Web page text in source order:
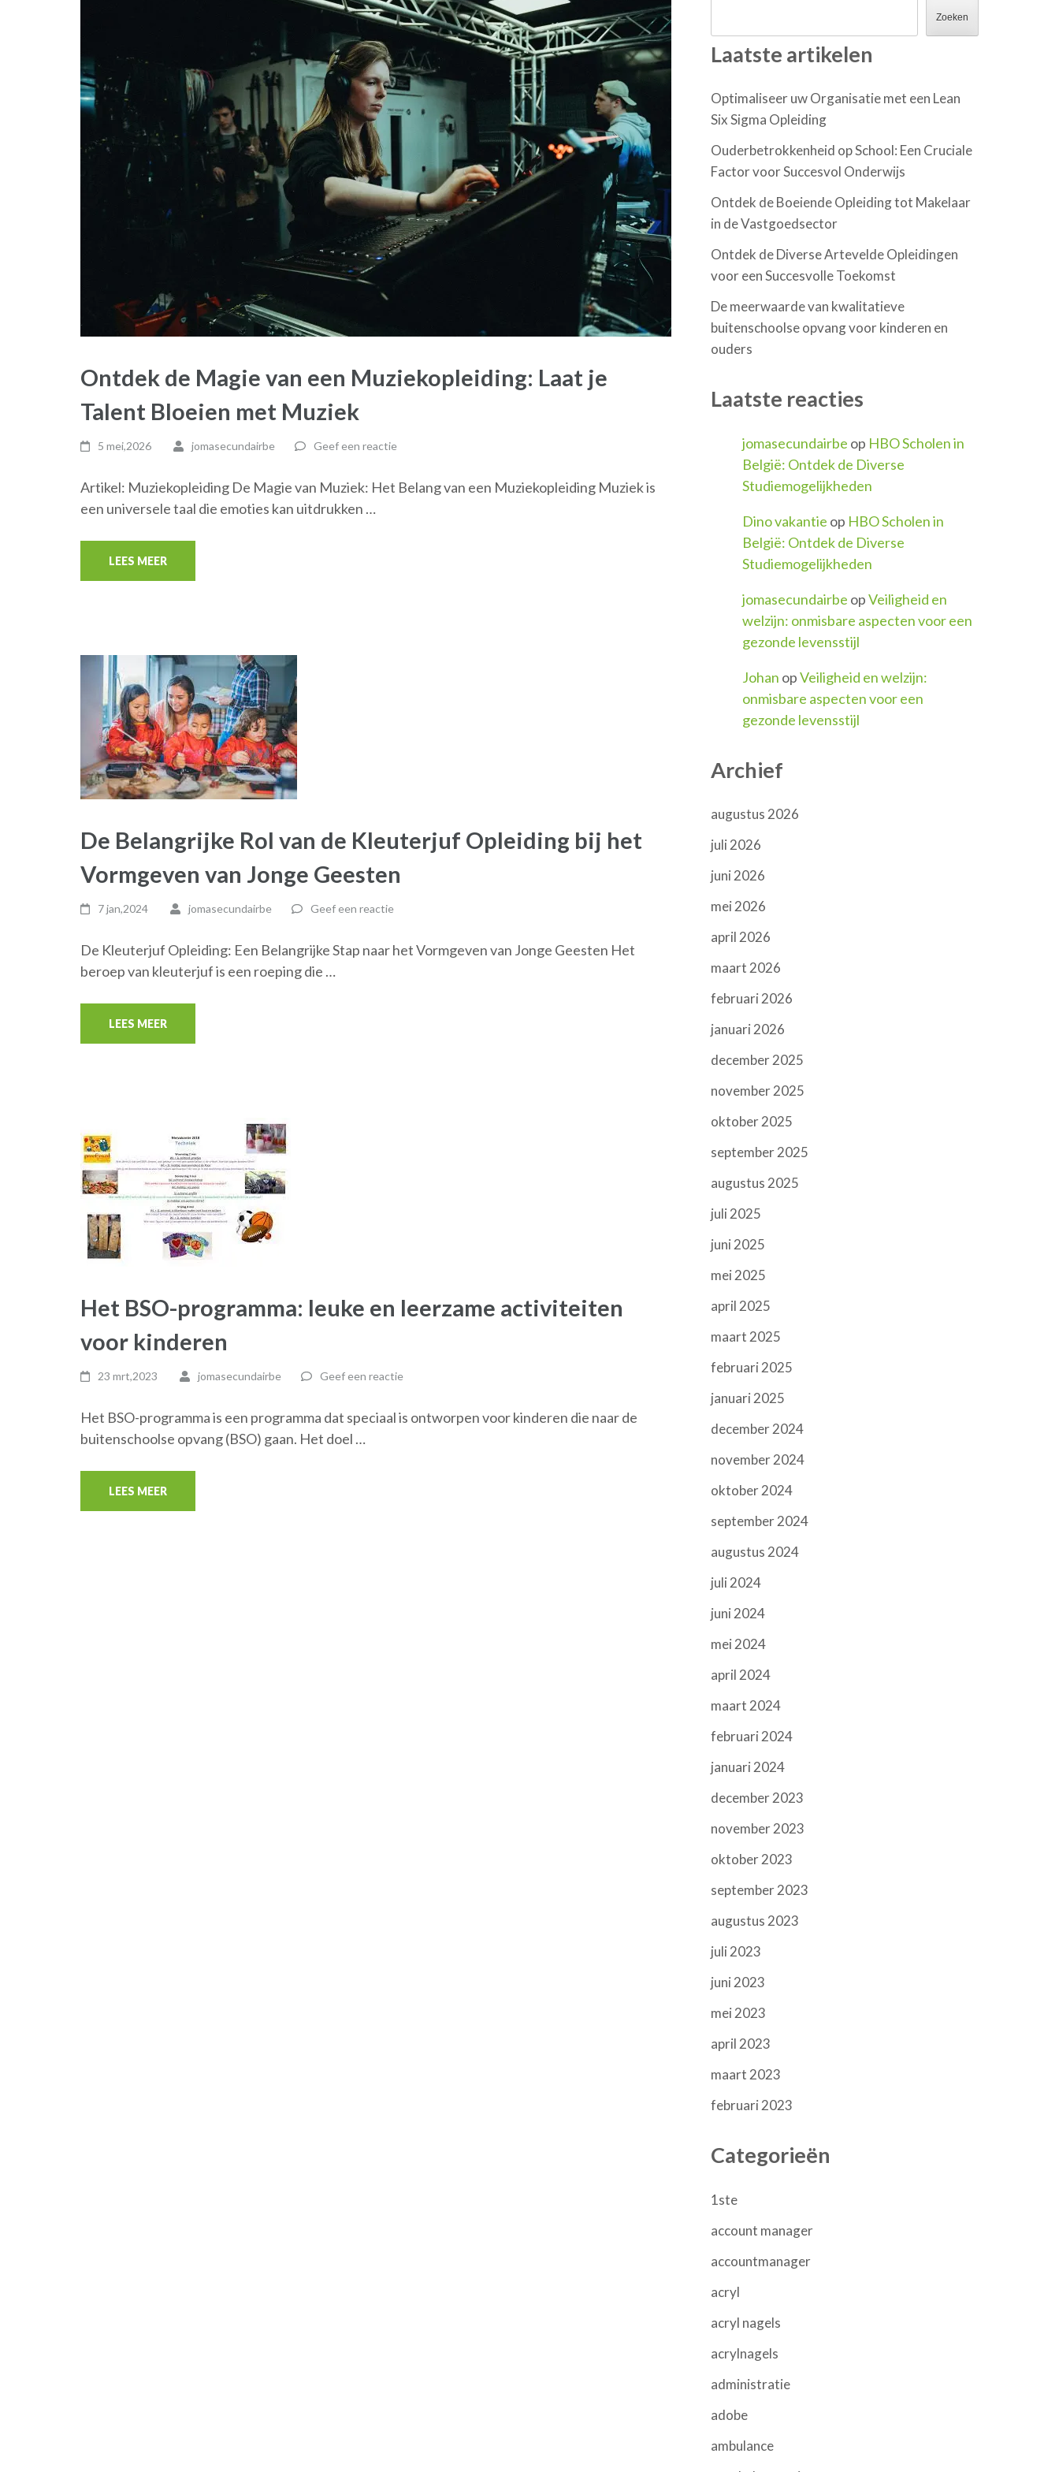
Ontdek de Magie van een Muziekopleiding: Laat je
Talent Bloeien met Muziek
5 mei,2026 jomasecundairbe Geef een reactie
Artikel: Muziekopleiding De Magie van Muziek: Het Belang van een Muziekopleiding Muziek is
een universele taal die emoties kan uitdrukken …
LEES MEER
De Belangrijke Rol van de Kleuterjuf Opleiding bij het
Vormgeven van Jonge Geesten
7 jan,2024 jomasecundairbe Geef een reactie
De Kleuterjuf Opleiding: Een Belangrijke Stap naar het Vormgeven van Jonge Geesten Het
beroep van kleuterjuf is een roeping die …
LEES MEER
Het BSO-programma: leuke en leerzame activiteiten
voor kinderen
23 mrt,2023 jomasecundairbe Geef een reactie
Het BSO-programma is een programma dat speciaal is ontworpen voor kinderen die naar de
buitenschoolse opvang (BSO) gaan. Het doel …
LEES MEER
Zoeken
Laatste artikelen
Optimaliseer uw Organisatie met een Lean
Six Sigma Opleiding
Ouderbetrokkenheid op School: Een Cruciale
Factor voor Succesvol Onderwijs
Ontdek de Boeiende Opleiding tot Makelaar
in de Vastgoedsector
Ontdek de Diverse Artevelde Opleidingen
voor een Succesvolle Toekomst
De meerwaarde van kwalitatieve
buitenschoolse opvang voor kinderen en
ouders
Laatste reacties
jomasecundairbe op HBO Scholen in
België: Ontdek de Diverse
Studiemogelijkheden
Dino vakantie op HBO Scholen in
België: Ontdek de Diverse
Studiemogelijkheden
jomasecundairbe opVeiligheid en
welzijn: onmisbare aspecten voor een
gezonde levensstijl
Johan opVeiligheid en welzijn:
onmisbare aspecten voor een
gezonde levensstijl
Archief
augustus 2026
juli 2026
juni 2026
mei 2026
april 2026
maart 2026
februari 2026
januari 2026
december 2025
november 2025
oktober 2025
september 2025
augustus 2025
juli 2025
juni 2025
mei 2025
april 2025
maart 2025
februari 2025
januari 2025
december 2024
november 2024
oktober 2024
september 2024
augustus 2024
juli 2024
juni 2024
mei 2024
april 2024
maart 2024
februari 2024
januari 2024
december 2023
november 2023
oktober 2023
september 2023
augustus 2023
juli 2023
juni 2023
mei 2023
april 2023
maart 2023
februari 2023
Categorieën
1ste
account manager
accountmanager
acryl
acryl nagels
acrylnagels
administratie
adobe
ambulance